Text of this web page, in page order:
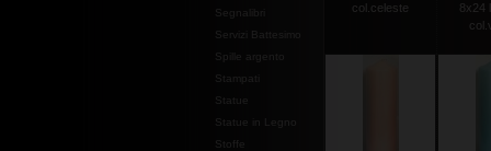
Segnalibri
Servizi Battesimo
Spille argento
Stampati
Statue
Statue in Legno
Stoffe
col.celeste
8x24